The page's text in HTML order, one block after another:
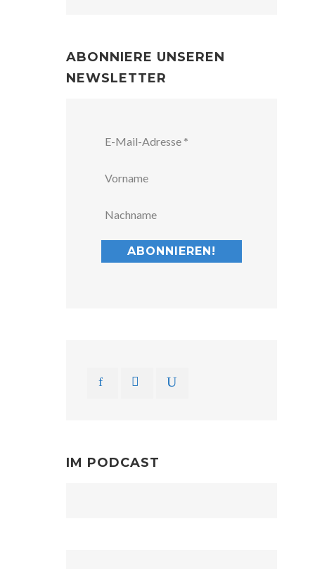
ABONNIERE UNSEREN
NEWSLETTER
IM PODCAST